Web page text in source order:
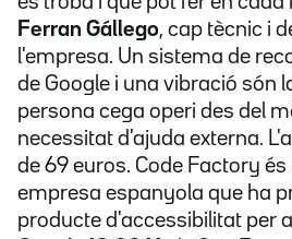
Ferran Gállego, cap tècnic i
l'empresa. Un sistema de
de Google i una vibració són
persona cega operi des del
necessitat d'ajuda externa.
de 69 euros. Code Factory
empresa espanyola que ha
producte d'accessibilitat per